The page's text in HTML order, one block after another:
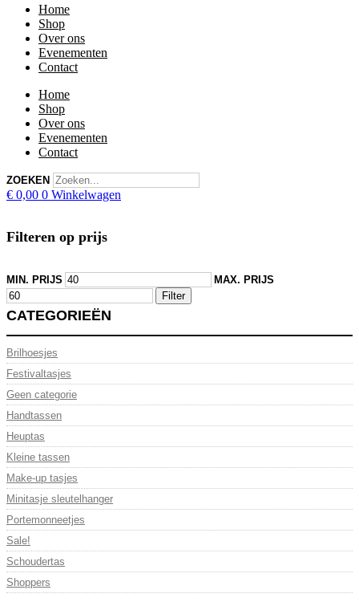
Home
Shop
Over ons
Evenementen
Contact
Home
Shop
Over ons
Evenementen
Contact
ZOEKEN
€ 0,00 0 Winkelwagen
Filteren op prijs
MIN. PRIJS
MAX. PRIJS
Filter
CATEGORIEËN
Brilhoesjes
Festivaltasjes
Geen categorie
Handtassen
Heuptas
Kleine tassen
Make-up tasjes
Minitasje sleutelhanger
Portemonneetjes
Sale!
Schoudertas
Shoppers